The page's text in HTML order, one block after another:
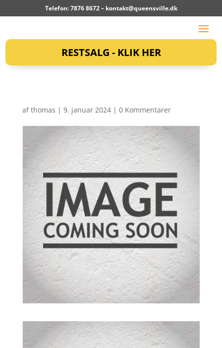
Telefon: 7876 8672 – kontakt@queensville.dk
RESTSALG - KLIK HER
afthomas | 9. januar 2024| 0 Kommentarer